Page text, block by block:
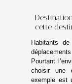
cette
Habitants
Pourtant
choisir une
exemple est